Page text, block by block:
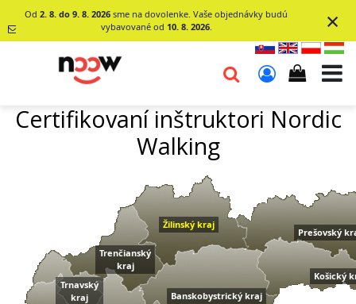
Od2. 8. do 9. 8. 2026 sme na dovolenke. Vaše objednávky budú
vybavované od 10. 8. 2026. ×
0903620260
Certifikovaní inštruktori Nordic
Walking
Banskobystrický kraj
Košický
Prešovský
Trenčianský
kraj
Trnavský
kraj
Žilinský kraj